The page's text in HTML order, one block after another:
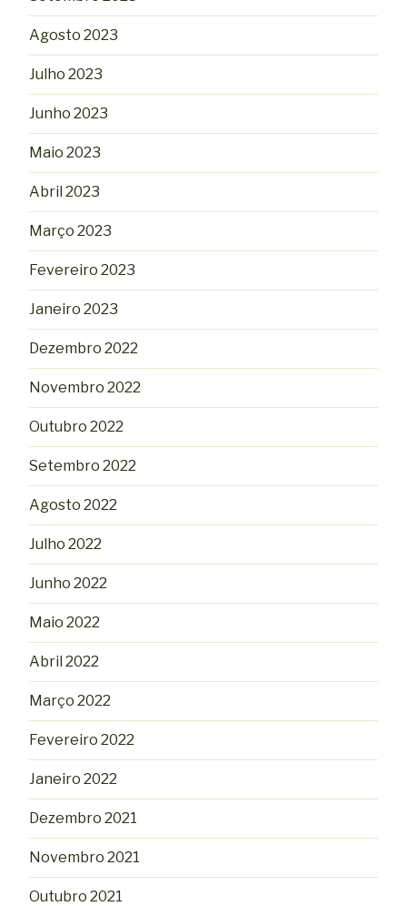
Agosto 2023
Julho 2023
Junho 2023
Maio 2023
Abril 2023
Março 2023
Fevereiro 2023
Janeiro 2023
Dezembro 2022
Novembro 2022
Outubro 2022
Setembro 2022
Agosto 2022
Julho 2022
Junho 2022
Maio 2022
Abril 2022
Março 2022
Fevereiro 2022
Janeiro 2022
Dezembro 2021
Novembro 2021
Outubro 2021